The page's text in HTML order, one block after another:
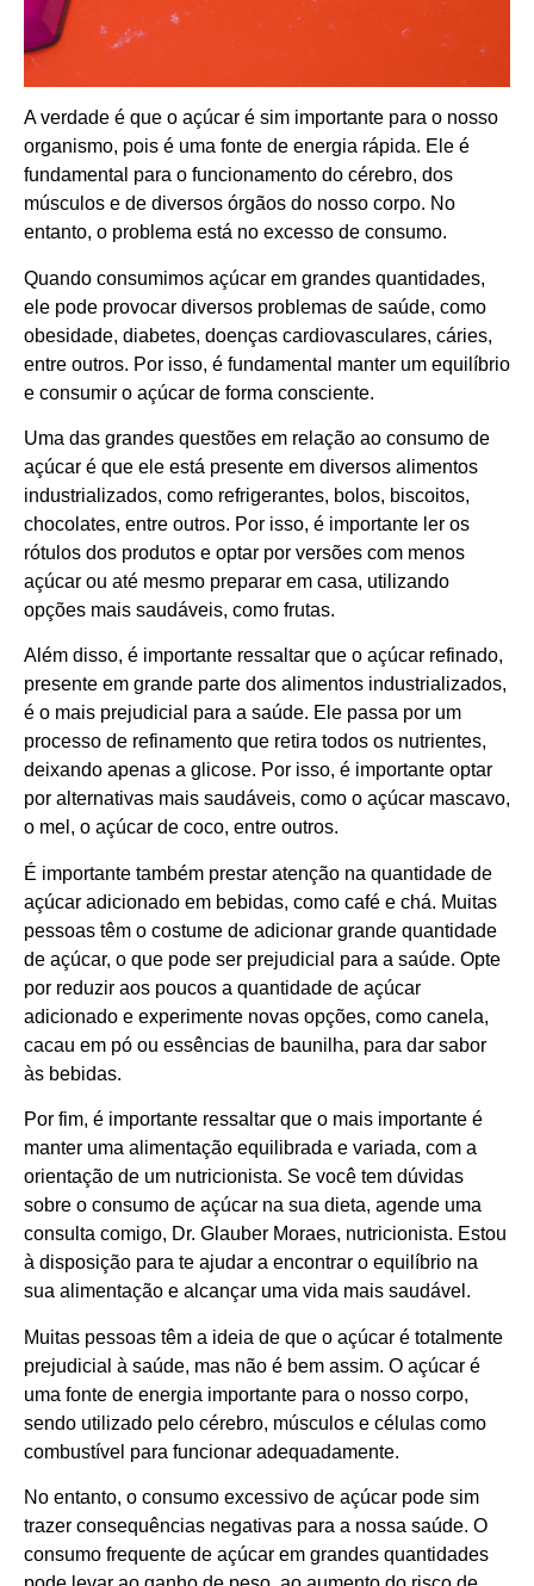
A verdade é que o açúcar é sim importante para o nosso
organismo, pois é uma fonte de energia rápida. Ele é
fundamental para o funcionamento do cérebro, dos
músculos e de diversos órgãos do nosso corpo. No
entanto, o problema está no excesso de consumo.
Quando consumimos açúcar em grandes quantidades,
ele pode provocar diversos problemas de saúde, como
obesidade, diabetes, doenças cardiovasculares, cáries,
entre outros. Por isso, é fundamental manter um equilíbrio
e consumir o açúcar de forma consciente.
Uma das grandes questões em relação ao consumo de
açúcar é que ele está presente em diversos alimentos
industrializados, como refrigerantes, bolos, biscoitos,
chocolates, entre outros. Por isso, é importante ler os
rótulos dos produtos e optar por versões com menos
açúcar ou até mesmo preparar em casa, utilizando
opções mais saudáveis, como frutas.
Além disso, é importante ressaltar que o açúcar refinado,
presente em grande parte dos alimentos industrializados,
é o mais prejudicial para a saúde. Ele passa por um
processo de refinamento que retira todos os nutrientes,
deixando apenas a glicose. Por isso, é importante optar
por alternativas mais saudáveis, como o açúcar mascavo,
o mel, o açúcar de coco, entre outros.
É importante também prestar atenção na quantidade de
açúcar adicionado em bebidas, como café e chá. Muitas
pessoas têm o costume de adicionar grande quantidade
de açúcar, o que pode ser prejudicial para a saúde. Opte
por reduzir aos poucos a quantidade de açúcar
adicionado e experimente novas opções, como canela,
cacau em pó ou essências de baunilha, para dar sabor
às bebidas.
Por fim, é importante ressaltar que o mais importante é
manter uma alimentação equilibrada e variada, com a
orientação de um nutricionista. Se você tem dúvidas
sobre o consumo de açúcar na sua dieta, agende uma
consulta comigo, Dr. Glauber Moraes, nutricionista. Estou
à disposição para te ajudar a encontrar o equilíbrio na
sua alimentação e alcançar uma vida mais saudável.
Muitas pessoas têm a ideia de que o açúcar é totalmente
prejudicial à saúde, mas não é bem assim. O açúcar é
uma fonte de energia importante para o nosso corpo,
sendo utilizado pelo cérebro, músculos e células como
combustível para funcionar adequadamente.
No entanto, o consumo excessivo de açúcar pode sim
trazer consequências negativas para a nossa saúde. O
consumo frequente de açúcar em grandes quantidades